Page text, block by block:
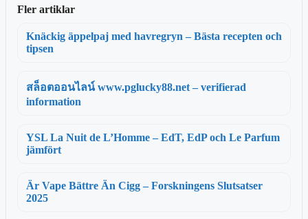
Fler artiklar
Knäckig äppelpaj med havregryn – Bästa recepten och
tipsen
สล็อตออนไลน์ www.pglucky88.net – verifierad
information
YSL La Nuit de L’Homme – EdT, EdP och Le Parfum
jämfört
Är Vape Bättre Än Cigg – Forskningens Slutsatser
2025